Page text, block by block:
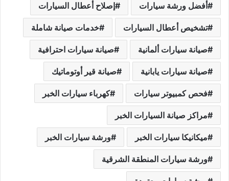
أفضل ورشة سيارات إصلاح أعطال السيارات
تشخيص أعطال السيارات خدمات صيانة شاملة
صيانة سيارات ألمانية صيانة سيارات احترافية
صيانة سيارات يابانية صيانة قير أوتوماتيك
فحص كمبيوتر سيارات كهرباء سيارات الخبر
مراكز صيانة السيارات الخبر
ميكانيكا سيارات الخبر ورشة سيارات الخبر
ورشة سيارات المنطقة الشرقية